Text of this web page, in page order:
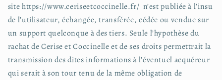
site https://www.ceriseetcoccinelle.fr/ n’est publiée à l’insu
de l’utilisateur, échangée, transférée, cédée ou vendue sur
un support quelconque à des tiers. Seule l’hypothèse du
rachat de Cerise et Coccinelle et de ses droits permettrait la
transmission des dites informations à l’éventuel acquéreur
qui serait à son tour tenu de la même obligation de